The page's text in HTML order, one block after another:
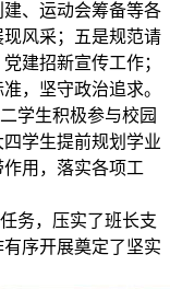
、运动会筹备等各
风采；五是规范请
建招新宣传工作；
，坚守政治追求。
学生积极参与校园
学生提前规划学业
用，落实各项工
务，压实了班长支
序开展奠定了坚实